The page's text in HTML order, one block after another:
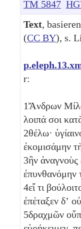
TM 5847
Text,
(CC BY), s.
r:
1Ἄνδρων
λοιπά σοι
2θέλω·
ἐκομισάμην
3ἣν ἀναγνοὺς
4εἴ τι
ἐπέταξεν δʼ
5δραχμῶν